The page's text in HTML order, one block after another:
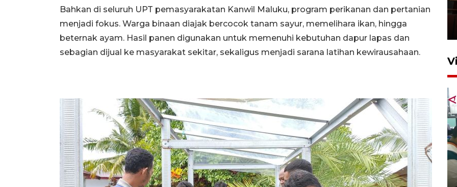
Bahkan di seluruh UPT pemasyarakatan Kanwil Maluku, program perikanan dan pertanian
menjadi fokus. Warga binaan diajak bercocok tanam sayur, memelihara ikan, hingga
beternak ayam. Hasil panen digunakan untuk memenuhi kebutuhan dapur lapas dan
sebagian dijual ke masyarakat sekitar, sekaligus menjadi sarana latihan kewirausahaan.
Pasar Higienis
5 Mei 2026 05:32
Ambon ajak semua pihak buka
ruang pada anak di lembaga
pembinaan